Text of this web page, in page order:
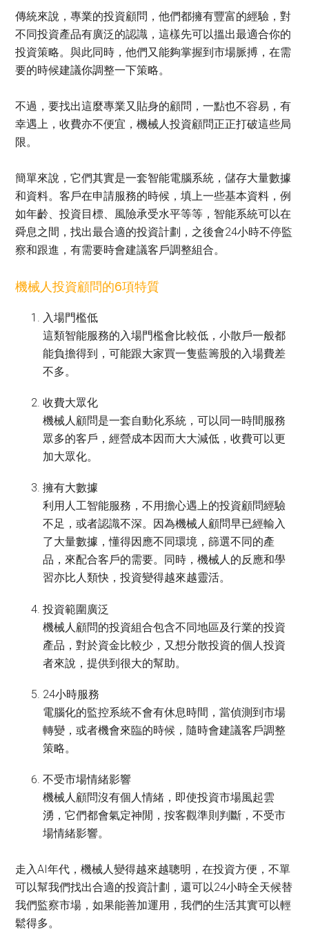
傳統來說，專業的投資顧問，他們都擁有豐富的經驗，對
不同投資產品有廣泛的認識，這樣先可以搵出最適合你的
投資策略。與此同時，他們又能夠掌握到市場脈搏，在需
要的時候建議你調整一下策略。
不過，要找出這麼專業又貼身的顧問，一點也不容易，有
幸遇上，收費亦不便宜，機械人投資顧問正正打破這些局
限。
簡單來說，它們其實是一套智能電腦系統，儲存大量數據
和資料。客戶在申請服務的時候，填上一些基本資料，例
如年齡、投資目標、風險承受水平等等，智能系統可以在
舜息之間，找出最合適的投資計劃，之後會24小時不停監
察和跟進，有需要時會建議客戶調整組合。
機械人投資顧問的6項特質
入場門檻低
這類智能服務的入場門檻會比較低，小散戶一般都
能負擔得到，可能跟大家買一隻藍籌股的入場費差
不多。
收費大眾化
機械人顧問是一套自動化系統，可以同一時間服務
眾多的客戶，經營成本因而大大減低，收費可以更
加大眾化。
擁有大數據
利用人工智能服務，不用擔心遇上的投資顧問經驗
不足，或者認識不深。因為機械人顧問早已經輸入
了大量數據，懂得因應不同環境，篩選不同的產
品，來配合客戶的需要。同時，機械人的反應和學
習亦比人類快，投資變得越來越靈活。
投資範圍廣泛
機械人顧問的投資組合包含不同地區及行業的投資
產品，對於資金比較少，又想分散投資的個人投資
者來說，提供到很大的幫助。
24小時服務
電腦化的監控系統不會有休息時間，當偵測到市場
轉變，或者機會來臨的時候，隨時會建議客戶調整
策略。
不受市場情緒影響
機械人顧問沒有個人情緒，即使投資市場風起雲
湧，它們都會氣定神閒，按客觀準則判斷，不受市
場情緒影響。
走入AI年代，機械人變得越來越聰明，在投資方便，不單
可以幫我們找出合適的投資計劃，還可以24小時全天候替
我們監察市場，如果能善加運用，我們的生活其實可以輕
鬆得多。